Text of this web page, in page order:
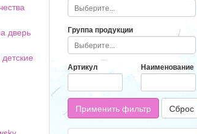
дверь Группа продукции
Артикул Наименование
Применить фильтр Сброс